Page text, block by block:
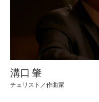
溝口 肇
チェリスト／作曲家